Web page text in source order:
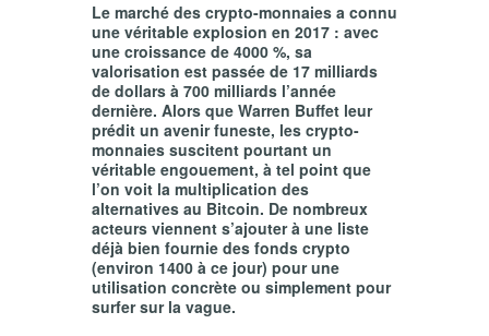
Le marché des crypto-monnaies a connu
une véritable explosion en 2017 : avec
une croissance de 4000 %, sa
valorisation est passée de 17 milliards
de dollars à 700 milliards l’année
dernière. Alors que Warren Buffet leur
prédit un avenir funeste, les crypto-
monnaies suscitent pourtant un
véritable engouement, à tel point que
l’on voit la multiplication des
alternatives au Bitcoin. De nombreux
acteurs viennent s’ajouter à une liste
déjà bien fournie des fonds crypto
(environ 1400 à ce jour) pour une
utilisation concrète ou simplement pour
surfer sur la vague.